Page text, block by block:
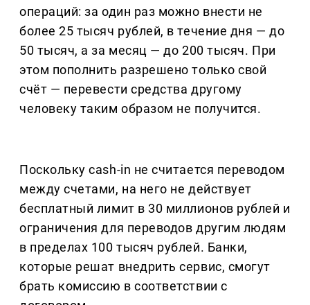
операций: за один раз можно внести не
более 25 тысяч рублей, в течение дня — до
50 тысяч, а за месяц — до 200 тысяч. При
этом пополнить разрешено только свой
счёт — перевести средства другому
человеку таким образом не получится.
Поскольку cash-in не считается переводом
между счетами, на него не действует
бесплатный лимит в 30 миллионов рублей и
ограничения для переводов другим людям
в пределах 100 тысяч рублей. Банки,
которые решат внедрить сервис, смогут
брать комиссию в соответствии с